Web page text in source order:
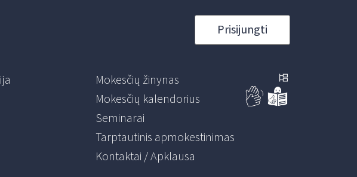
Prisijungti
Mokesčių žinynas
Mokesčių kalendorius
Seminarai
Tarptautinis apmokestinimas
Kontaktai / Apklausa